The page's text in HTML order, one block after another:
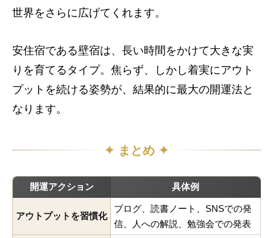
世界をさらに広げてくれます。
安住宿である壁宿は、長い時間をかけて大きな実
りを育てるタイプ。焦らず、しかし着実にアウト
プットを続ける姿勢が、結果的に最大の開運法と
なります。
✦ まとめ ✦
開運アクション 具体例
アウトプットを習慣化
ブログ、読書ノート、SNSでの発
信、人への解説、勉強会での発表